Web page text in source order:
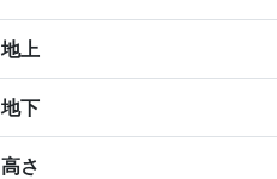
地上
地下
高さ